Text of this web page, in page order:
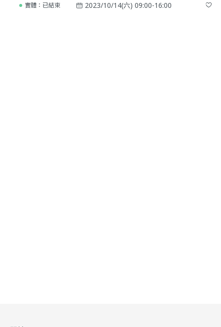
實體： 已結束
2023/10/14(六) 09:00-16:00